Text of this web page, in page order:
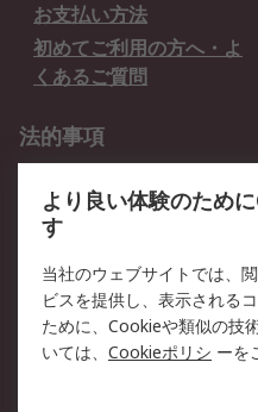
お支払い方法
初めてご利用の方へ・よ
くあるご質問
法的事項
クッキーポリシー
RSについて
会社概要
プレスリリース＆お知ら
より良い体験のため
す
当社のウェブサイトでは、
ビスを提供し、表示される
ために、Cookieや類似の技
いては、 Cookieポリシ ーを